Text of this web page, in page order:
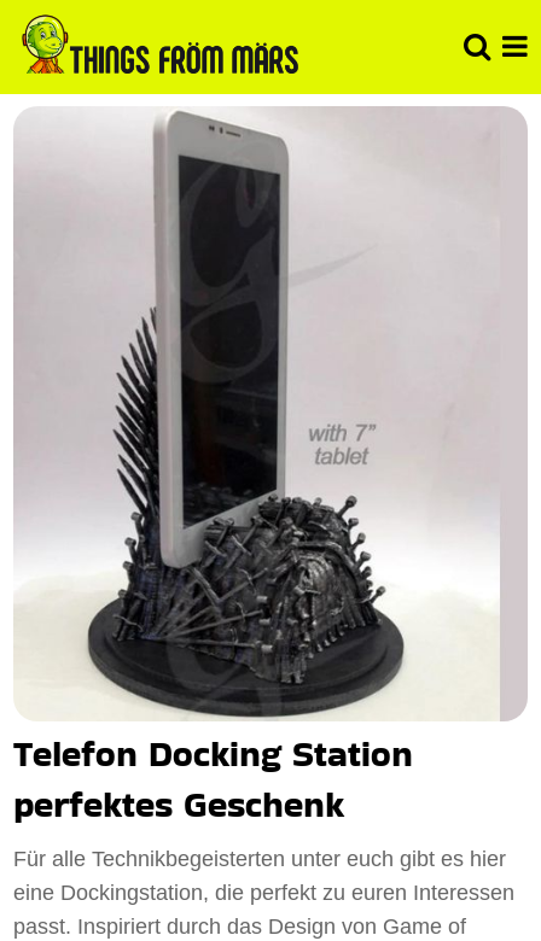
Telefon Docking Station
perfektes Geschenk
Für alle Technikbegeisterten unter euch gibt es hier
eine Dockingstation, die perfekt zu euren Interessen
passt. Inspiriert durch das Design von Game of